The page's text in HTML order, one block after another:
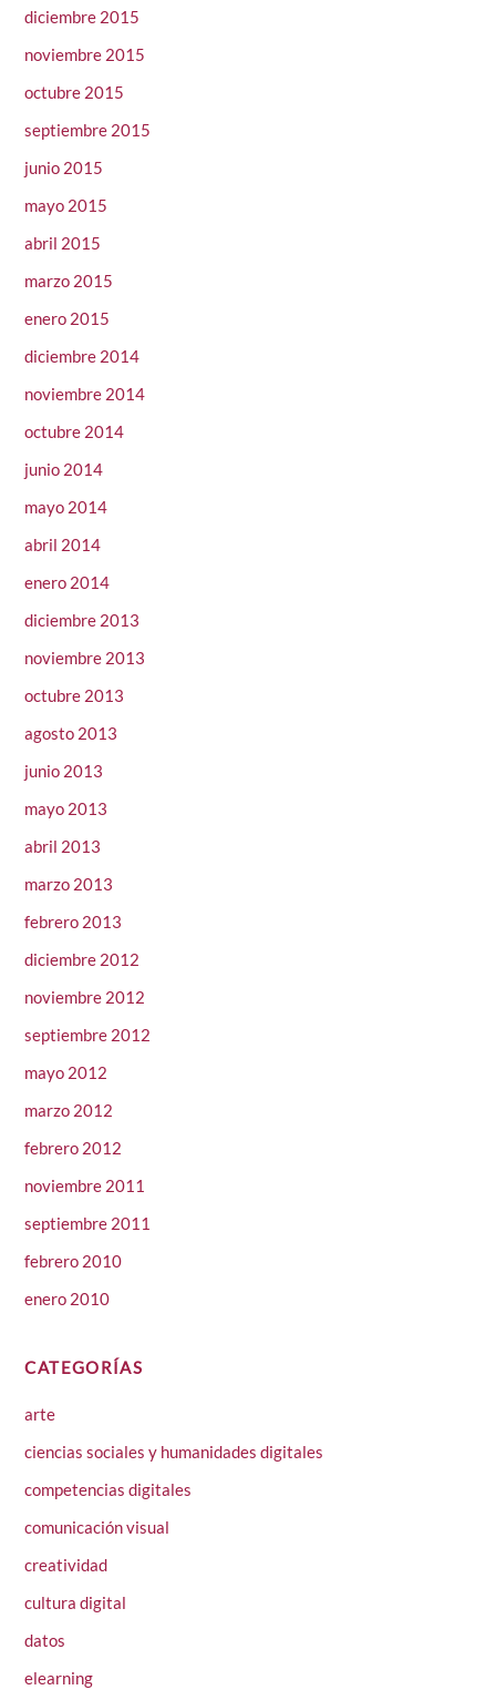
diciembre 2015
noviembre 2015
octubre 2015
septiembre 2015
junio 2015
mayo 2015
abril 2015
marzo 2015
enero 2015
diciembre 2014
noviembre 2014
octubre 2014
junio 2014
mayo 2014
abril 2014
enero 2014
diciembre 2013
noviembre 2013
octubre 2013
agosto 2013
junio 2013
mayo 2013
abril 2013
marzo 2013
febrero 2013
diciembre 2012
noviembre 2012
septiembre 2012
mayo 2012
marzo 2012
febrero 2012
noviembre 2011
septiembre 2011
febrero 2010
enero 2010
CATEGORÍAS
arte
ciencias sociales y humanidades digitales
competencias digitales
comunicación visual
creatividad
cultura digital
datos
elearning